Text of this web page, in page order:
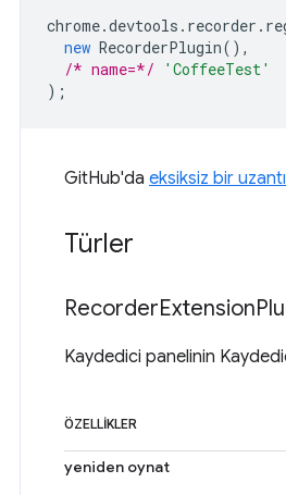
chrome.devtools . recorder .
new RecorderPlugin(),
/* name=*/
'CoffeeTest'
);
GitHub'da eksiksiz bir
Türler
RecorderExtension
Kaydedici panelinin
ÖZELLIKLER
yeniden oynat